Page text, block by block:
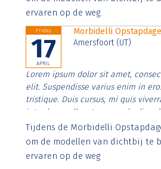
ervaren op de weg.
Friday
17
APRIL
Morbidelli
Amersfoort (UT)
Lorem ipsum dolor sit amet,
elit. Suspendisse varius enim in
tristique. Duis cursus, mi quis
interdum nulla, ut commodo diam
Aenean faucibus nibh et justo
imperdiet. Nunc ut sem vitae risus
Tijdens de Morbidelli
om de modellen van dichtbij te
ervaren op de weg